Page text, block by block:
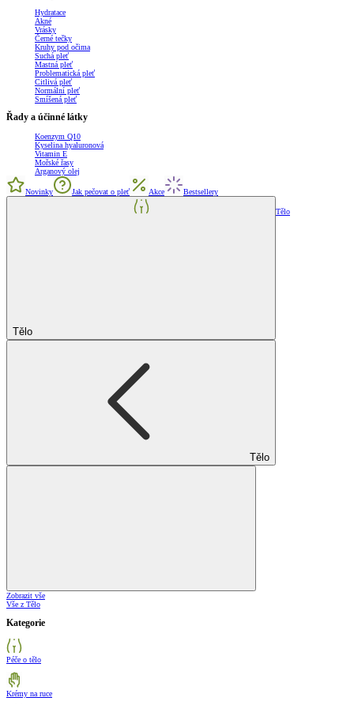
Hydratace
Akné
Vrásky
Černé tečky
Kruhy pod očima
Suchá pleť
Mastná pleť
Problematická pleť
Citlivá pleť
Normální pleť
Smíšená pleť
Řady a účinné látky
Koenzym Q10
Kyselina hyaluronová
Vitamin E
Mořské řasy
Arganový olej
Novinky Jak pečovat o pleť Akce Bestsellery
Tělo
Tělo
Tělo
Zobrazit vše
Vše z Tělo
Kategorie
Péče o tělo
Krémy na ruce